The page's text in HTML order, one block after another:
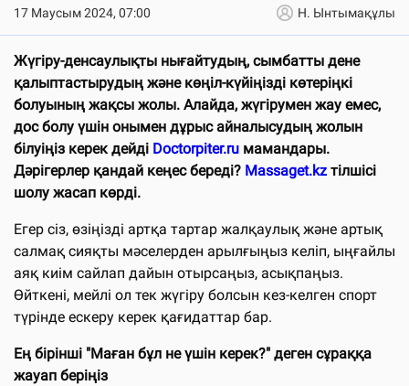
17 Маусым 2024, 07:00 Н. Ынтымақұлы
Жүгіру-денсаулықты нығайтудың, сымбатты дене
қалыптастырудың және көңіл-күйіңізді көтеріңкі
болуының жақсы жолы. Алайда, жүгірумен жау емес,
дос болу үшін онымен дұрыс айналысудың жолын
білуіңіз керек дейді Doctorpiter.ru мамандары.
Дәрігерлер қандай кеңес береді? Massaget.kz тілшісі
шолу жасап көрді.
Егер сіз, өзіңізді артқа тартар жалқаулық және артық
салмақ сияқты мәселерден арылғыңыз келіп, ыңғайлы
аяқ киім сайлап дайын отырсаңыз, асықпаңыз.
Өйткені, мейлі ол тек жүгіру болсын кез-келген спорт
түрінде ескеру керек қағидаттар бар.
Ең бірінші "Маған бұл не үшін керек?" деген сұраққа
жауап беріңіз